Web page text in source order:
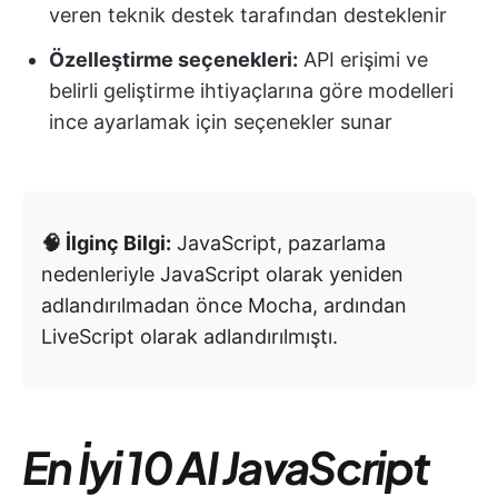
veren teknik destek tarafından desteklenir
Özelleştirme seçenekleri: API erişimi ve
belirli geliştirme ihtiyaçlarına göre modelleri
ince ayarlamak için seçenekler sunar
🧠 İlginç Bilgi: JavaScript, pazarlama
nedenleriyle JavaScript olarak yeniden
adlandırılmadan önce Mocha, ardından
LiveScript olarak adlandırılmıştı.
En İyi 10 AI JavaScript